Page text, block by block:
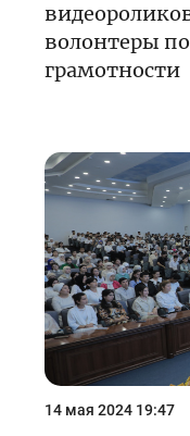
волонтеры
грамотности
14 мая 2024 19:47